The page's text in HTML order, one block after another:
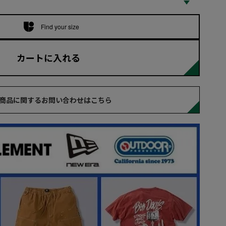
Find your size
カートに入れる
品に関するお問い合わせはこちら